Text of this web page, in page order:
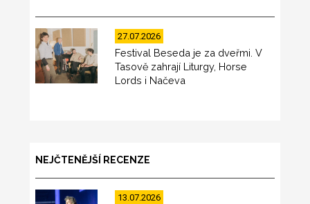
27.07.2026
Festival Beseda je za dveřmi. V
Tasově zahrají Liturgy, Horse
Lords i Načeva
NEJČTENĚJŠÍ RECENZE
13.07.2026